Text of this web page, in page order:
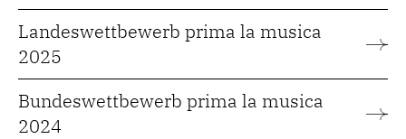
Landeswettbewerb prima la musica
2025
Bundeswettbewerb prima la musica
2024